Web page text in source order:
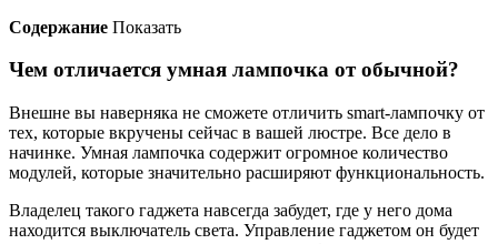
Содержание Показать
Чем отличается умная лампочка от обычной?
Внешне вы наверняка не сможете отличить smart-лампочку от
тех, которые вкручены сейчас в вашей люстре. Все дело в
начинке. Умная лампочка содержит огромное количество
модулей, которые значительно расширяют функциональность.
Владелец такого гаджета навсегда забудет, где у него дома
находится выключатель света. Управление гаджетом он будет